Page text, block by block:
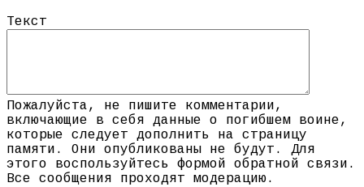
Текст
Пожалуйста, не пишите комментарии,
включающие в себя данные о погибшем воине,
которые следует дополнить на страницу
памяти. Они опубликованы не будут. Для
этого воспользуйтесь формой обратной связи.
Все сообщения проходят модерацию.